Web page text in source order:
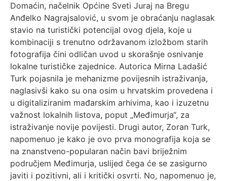
Domaćin, načelnik Općine Sveti Juraj na Bregu
Anđelko Nagrajsalović, u svom je obraćanju naglasak
stavio na turistički potencijal ovog djela, koje u
kombinaciji s trenutno održavanom izložbom starih
fotografija čini odličan uvod u skorašnje osnivanje
lokalne turističke zajednice. Autorica Mirna Ladašić
Turk pojasnila je mehanizme povijesnih istraživanja,
naglasivši kako su ona osim u hrvatskim provedena i
u digitaliziranim mađarskim arhivima, kao i izuzetnu
važnost lokalnih listova, poput „Međimurja“, za
istraživanje novije povijesti. Drugi autor, Zoran Turk,
napomenuo je kako je ovo prva monografija koja se
na znanstveno-popularan način bavi briježnim
područjem Međimurja, uslijed čega će se zasigurno
javiti i pozitivni, ali i kritički osvrti. No, napomenuo je,